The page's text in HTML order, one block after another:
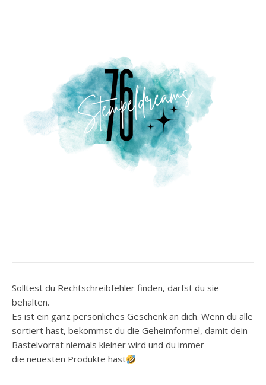
Solltest du Rechtschreibfehler finden, darfst du sie
behalten.
Es ist ein ganz persönliches Geschenk an dich. Wenn du alle
sortiert hast, bekommst du die Geheimformel, damit dein
Bastelvorrat niemals kleiner wird und du immer
die neuesten Produkte hast